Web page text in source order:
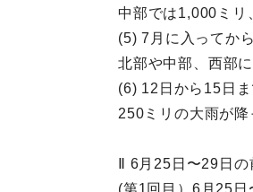
中部では1,000ミリ
(5) 7月に入ってか
北部や中部、西部
(6) 12日から15日
250ミリの大雨が
Ⅱ 6月25日〜29日